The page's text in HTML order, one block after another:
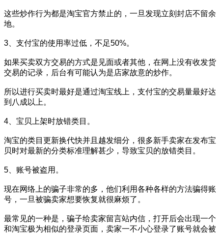
这些炒作行为都是淘宝官方禁止的，一旦发现立刻封店不留余
地。
3、支付宝的使用率过低，不足50%。
如果买卖双方交易的方式是见面或者其他，在网上没有收发货
交易的记录，后台有可能认为是店家故意的炒作。
所以进行买卖时最好是通过淘宝线上，支付宝的交易量最好达
到八成以上。
4、宝贝上架时放错类目。
淘宝的类目更新换代快并且越发细分，很多新手卖家在发布宝
贝时对最新的分类标准理解甚少，导致宝贝的放错类目。
5、账号被盗用。
现在网络上的骗子非常的多，他们利用各种各样的方法骗得账
号，一旦被骗卖家想要恢复就很麻烦了。
最常见的一种是，骗子给卖家留言站内信，打开后会出现一个
和淘宝极为相似的登录页面，卖家一不小心登录了账号就会被